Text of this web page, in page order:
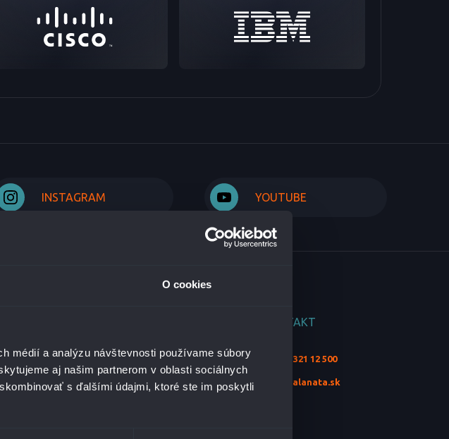
O cookies
médií a analýzu návštevnosti používame súbory
aj našim partnerom v oblasti sociálnych
s ďalšími údajmi, ktoré ste im poskytli
INSTAGRAM YOUTUBE
KONTAKT
+421 2 321 12 500
info@alanata.sk
A INFORMAČNÁ
NOVINKY
REFERENCIE